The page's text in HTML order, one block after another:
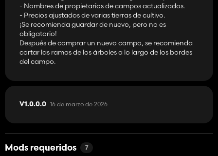
- Nombres de propietarios de campos actualizados.
- Precios ajustados de varias tierras de cultivo.
¡Se recomienda guardar de nuevo, pero no es
obligatorio!
Después de comprar un nuevo campo, se recomienda
cortar las ramas de los árboles a lo largo de los bordes
del campo.
V1.0.0.0 16 de marzo de 2026
Mods requeridos 7